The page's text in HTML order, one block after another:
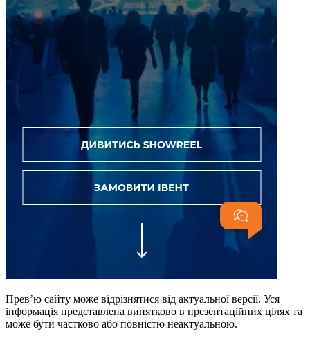
Превʼю сайту може відрізнятися від актуальної версії. Уся
інформація представлена винятково в презентаційних цілях та
може бути частково або повністю неактуальною.